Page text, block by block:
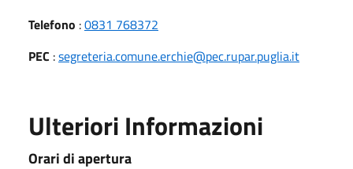
Telefono :0831 768372
PEC :segreteria.comune.erchie@pec.rupar.puglia.it
Ulteriori Informazioni
Orari di apertura